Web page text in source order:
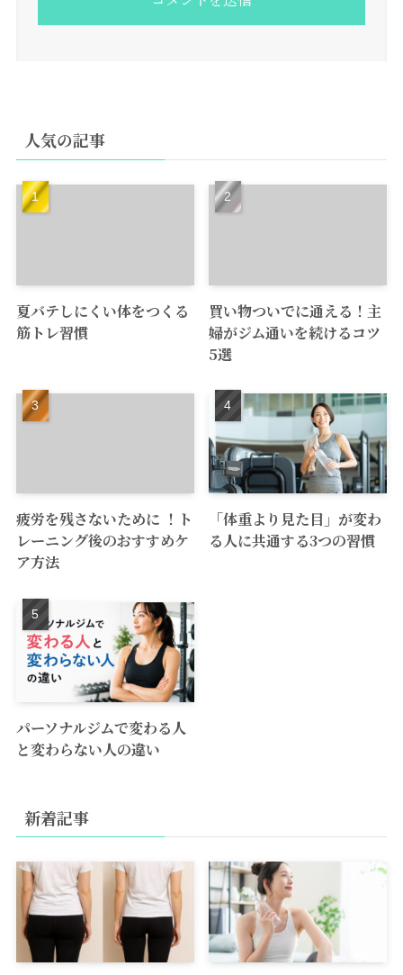
人気の記事
夏バテしにくい体をつくる
筋トレ習慣
買い物ついでに通える！主
婦がジム通いを続けるコツ
5選
疲労を残さないために ！ト
レーニング後のおすすめケ
ア方法
「体重より見た目」が変わ
る人に共通する3つの習慣
パーソナルジムで変わる人
と変わらない人の違い
新着記事